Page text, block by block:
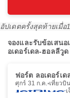
อัปเดตครั้งสุดท้ายเมื่อ
จองและรับข้อเสน
อเดอร์เดล-ฮอลลีวู
ฟอร์ต ลอเดอร์เด
ศุกร์ 31 ก.ค. เที่ยวบิ